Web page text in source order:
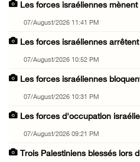
Les forces israéliennes
07/August/2026 11:41 PM
Les forces israéliennes
07/August/2026 10:52 PM
Les forces israéliennes
07/August/2026 10:31 PM
Les forces d'occupation
07/August/2026 09:21 PM
Trois Palestiniens blessés lors